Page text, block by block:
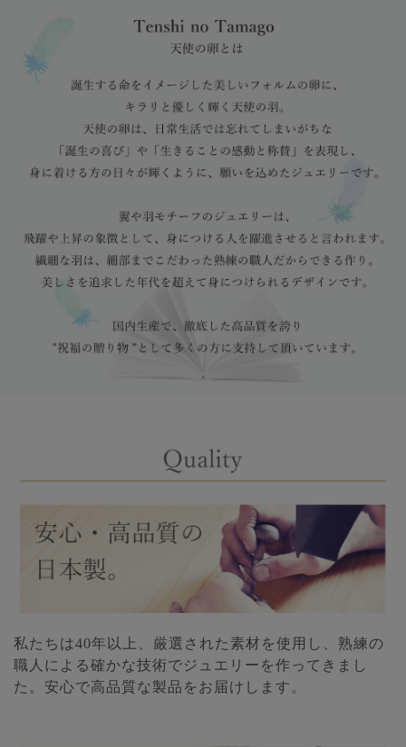
私たちは40年以上、厳選された素材を使用し、熟練の
職人による確かな技術でジュエリーを作ってきまし
た。安心で高品質な製品をお届けします。